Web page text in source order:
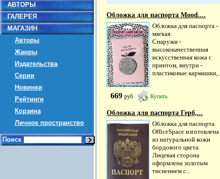
АВТОРЫ
ГАЛЕРЕЯ
МАГАЗИН
Авторы
Жанры
Издательства
Серии
Новинки
Рейтинги
Корзина
Личное пространство
Поиск
Обложка для паспорта Mood....
Обложка для паспорта -
мягкая.
Снаружи -
высококачественная
искусственная кожа с
принтом, внутри -
пластиковые
669 руб Купить
Обложка для паспорта Герб,...
Обложка для паспорта
OfficeSpace изготовлена
из натуральной кожи
бордового цвета.
Лицевая сторона
оформлена золотым
тиснением с...